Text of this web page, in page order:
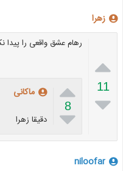
زهرا

11

رهام عشق واقعی را پیدا

8

ماکانی
دقیقا زهرا
niloofar